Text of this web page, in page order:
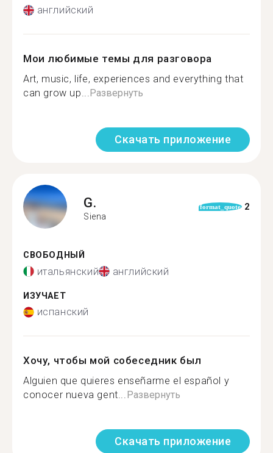
английский
Мои любимые темы для разговора
Art, music, life, experiences and everything that
can grow up...Развернуть
Скачать приложение
G.
Siena
format_quote 2
СВОБОДНЫЙ
итальянский английский
ИЗУЧАЕТ
испанский
Хочу, чтобы мой собеседник был
Alguien que quieres enseñarme el español y
conocer nueva gent...Развернуть
Скачать приложение